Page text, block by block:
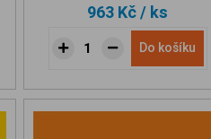
963 Kč/ ks
Do košíku